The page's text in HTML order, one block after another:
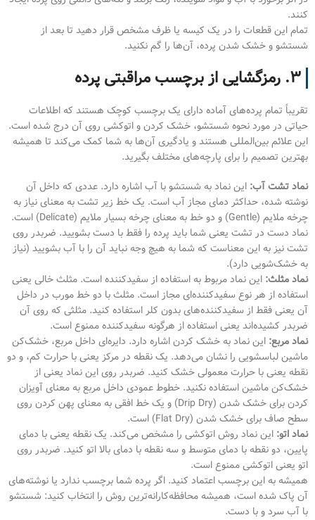
کنند.
تمام این قطعات را در یک کیسه یا ظرف مشخص قرار دهید تا بعد از
شستشو و خشک شدن پرده، آن‌ها را گم نکنید.
۳. رمزگشایی از برچسب مراقبتی پرده
تقریباً تمام پرده‌های آماده دارای یک برچسب کوچک هستند که اطلاعات
حیاتی در مورد نحوه شستشو، خشک کردن و اتوکشی روی آن درج شده است.
این علائم بین‌المللی هستند و یادگیری آن‌ها به شما کمک می‌کند تا همیشه
بهترین تصمیم را برای پارچه‌های مختلف بگیرید.
نماد تشت آب: این نماد به شستشو با آب اشاره دارد. عددی که داخل آن
نوشته شده، حداکثر دمای مجاز آب است. یک خط زیر تشت به معنای نیاز به
چرخه ملایم (Gentle) و دو خط به معنای چرخه بسیار ملایم (Delicate) است.
نماد دست در تشت یعنی شما باید پرده را فقط با دست بشویید. ضربدر روی
تشت نیز به این معناست که شما به هیچ وجه نباید آن را با آب بشویید (نیاز
به خشک‌شویی دارد).
نماد مثلث: این نماد مربوط به استفاده از سفیدکننده است. مثلث خالی یعنی
استفاده از هر نوع سفیدکننده‌ای مجاز است. مثلث با دو خط مورب در داخل
آن یعنی فقط از سفیدکننده‌های بدون کلر استفاده کنید. مثلثی که روی آن
ضربدر کشیده‌اند یعنی استفاده از هرگونه سفیدکننده ممنوع است.
نماد مربع: این نماد به خشک کردن اشاره دارد. دایره‌ای داخل مربع، خشک‌کن
ماشین لباسشویی را نشان می‌دهد. یک نقطه در مرکز یعنی با حرارت کم، و دو
نقطه یعنی با حرارت معمولی خشک کنید. ضربدر روی این نماد یعنی از
خشک‌کن ماشین استفاده نکنید. خطوط عمودی داخل مربع به معنای آویزان
کردن برای خشک شدن (Drip Dry) و یک خط افقی به معنای پهن کردن روی
سطح صاف برای خشک شدن (Flat Dry) است.
نماد اتو: این نماد روش اتوکشی را مشخص می‌کند. یک نقطه یعنی با دمای
پایین، دو نقطه با دمای متوسط و سه نقطه با دمای بالا اتو کنید. ضربدر روی
اتو یعنی اتوکشی ممنوع است.
همیشه به این برچسب اعتماد کنید. اگر پرده شما برچسب ندارد یا نوشته‌های
آن پاک شده است، همیشه محافظه‌کارانه‌ترین روش را انتخاب کنید: شستشو
با آب سرد و با دست.